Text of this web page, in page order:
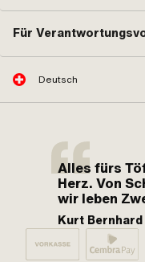
Für
Deutsch
Alles fürs
Herz. Von
wir leben
Kurt Bernhard